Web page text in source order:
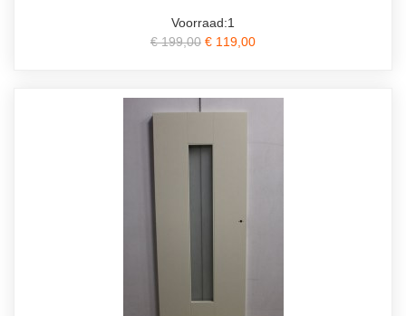
Voorraad:1
€ 199,00 € 119,00